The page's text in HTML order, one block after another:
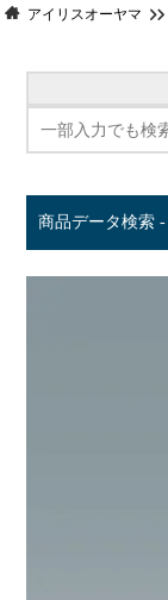
アイリスオーヤマ
商品データ検索